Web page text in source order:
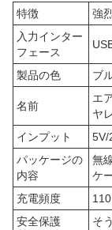
特徴
強
入力インター
フェース
製品の色 ブ
名前
エ
ヤ
インプット
5V/
パッケージの
内容
無
ケ
充電頻度
安全保護
そ